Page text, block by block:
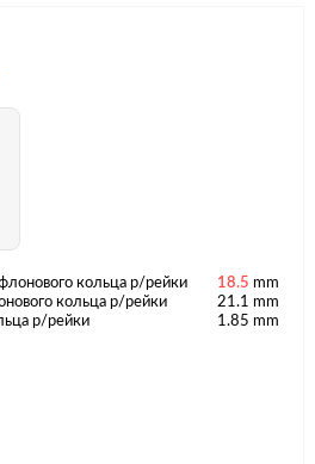
кольца р/рейки 18.5 mm
кольца р/рейки
21.1 mm
р/рейки 1.85 mm